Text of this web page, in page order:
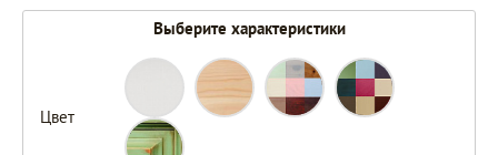
Выберите характеристики
Цвет